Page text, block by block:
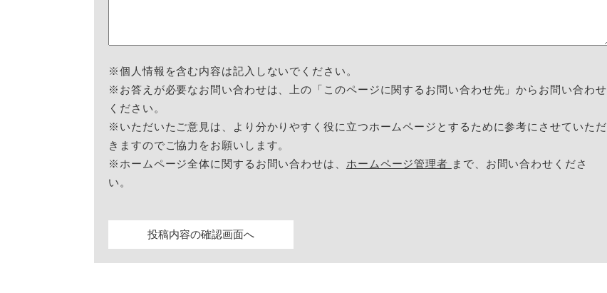
※個人情報を含む内容は記入しないでください。
※お答えが必要なお問い合わせは、上の「このページに関するお問い合わせ先」からお問い合わせ
ください。
※いただいたご意見は、より分かりやすく役に立つホームページとするために参考にさせていただ
きますのでご協力をお願いします。
※ホームページ全体に関するお問い合わせは、 ホームページ管理者 まで、お問い合わせくださ
い。